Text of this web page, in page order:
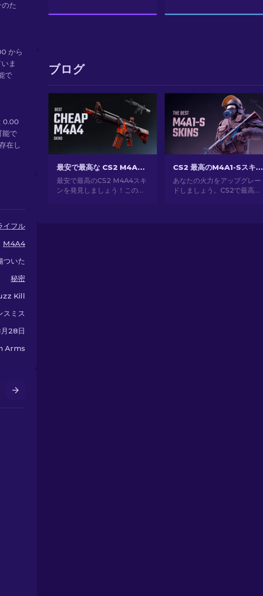
た
から
ま
で
0.00
能で
在し
イフル
M4A4
ついた
秘密
Kill
スミス
月28日
Arms
ブログ
最安で最高な CS2 M4A4 スキン [2026]
最安で最高のCS2 M4A4スキ
ンを発見しましょう！このガ
CS2 最高のM4A1-Sスキン [2026]
あなたの火力をアップグレー
ドしましょう。CS2で最高の